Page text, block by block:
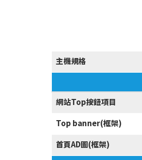
主機規格
網站Top按鈕項目
Top banner(框架)
首頁AD圖(框架)